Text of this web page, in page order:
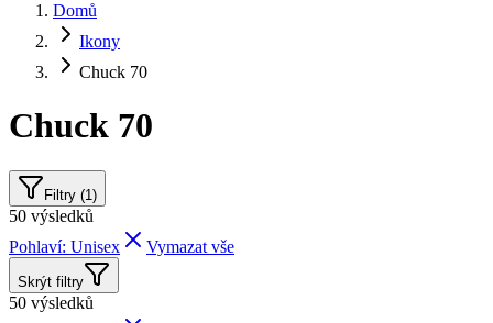
Domů
Ikony
Chuck 70
Chuck 70
Filtry (1)
50 výsledků
Pohlaví: Unisex
Vymazat vše
Skrýt filtry
50 výsledků